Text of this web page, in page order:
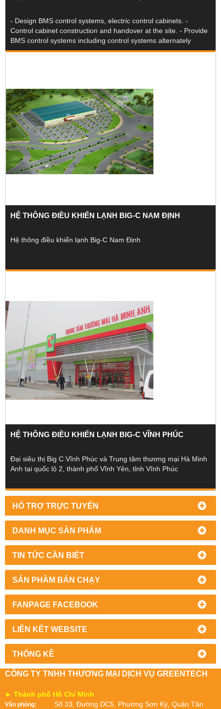
HỔ TRỢ TRỰC TUYẾN
DANH MỤC SẢN PHẨM
TIN TỨC CẦN BIẾT
SẢN PHẦM BÁN CHẠY
FANPAGE FACEBOOK
LIÊN KẾT WEBSITE
THỐNG KÊ
- Design BMS control systems, electric control cabinets. -
Control cabinet construction and handover at the site. - Provide
BMS control systems including control systems alternately
Chiller, AHU controller, the control system cold storage tank to
and user handover to the customer.
HỆ THÔNG ĐIỀU KHIỂN LẠNH BIG-C NAM ĐỊNH
Hệ thông điều khiển lạnh Big-C Nam Định
HỆ THÔNG ĐIỀU KHIỂN LẠNH BIG-C VĨNH PHÚC
Đại siêu thị Big C Vĩnh Phúc và Trung tâm thương mại Hà Minh
Anh tại quốc lộ 2, thành phố Vĩnh Yên, tỉnh Vĩnh Phúc
CÔNG TY TNHH THƯƠNG MẠI DỊCH VỤ GREENTECH
► Thành phố Hồ Chí Minh
Văn phòng: Số 33, Đường DC5, Phường Sơn Kỳ, Quận Tân